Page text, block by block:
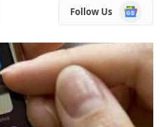
Follow Us
Google
News